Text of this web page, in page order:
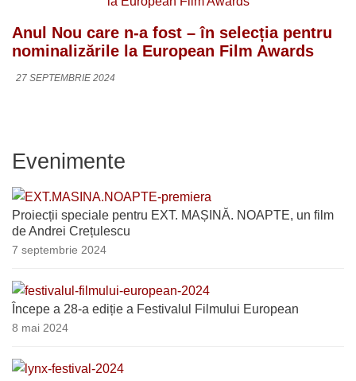
Anul Nou care n-a fost – în selecția pentru
nominalizările la European Film Awards
27 SEPTEMBRIE 2024
Evenimente
Proiecții speciale pentru EXT. MAȘINĂ. NOAPTE, un film
de Andrei Crețulescu
7 septembrie 2024
Începe a 28-a ediție a Festivalul Filmului European
8 mai 2024